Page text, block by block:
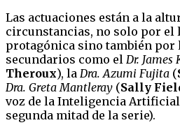
Las actuaciones están a la
circunstancias, no solo por el
protagónica sino también por
secundarios como el Dr.
Theroux), la Dra. Azumi Fujita (
Dra. Greta Mantleray (Sally
voz de la Inteligencia Artificial
segunda mitad de la serie).